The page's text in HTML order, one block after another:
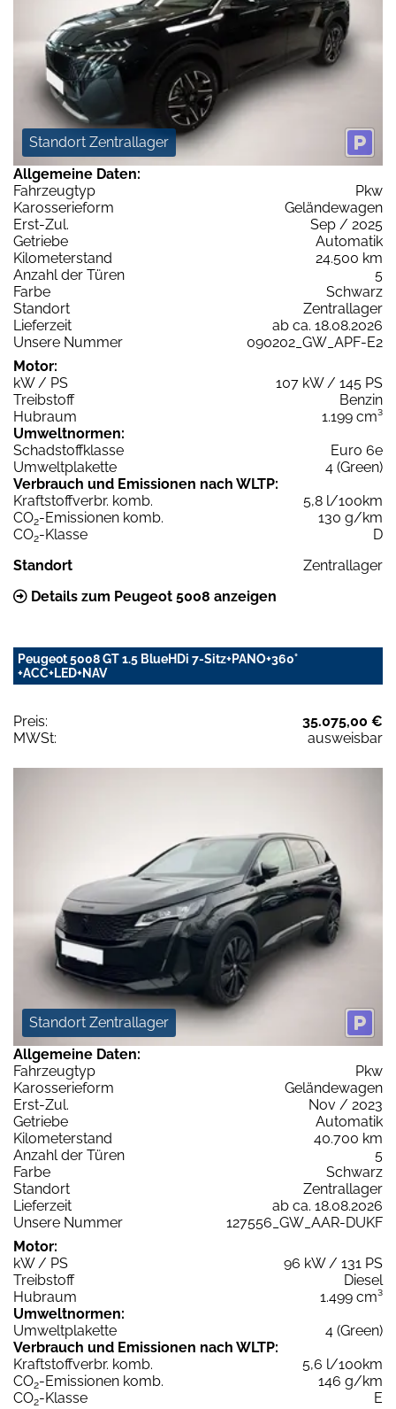
Standort Zentrallager
Allgemeine Daten:
Fahrzeugtyp
Pkw
Karosserieform
Geländewagen
Erst-Zul.
Sep / 2025
Getriebe
Automatik
Kilometerstand
24.500 km
Anzahl der Türen
5
Farbe
Schwarz
Standort
Zentrallager
Lieferzeit
ab ca. 18.08.2026
Unsere Nummer
090202_GW_APF-E2
Motor:
kW / PS
107 kW / 145 PS
Treibstoff
Benzin
Hubraum
1.199 cm³
Umweltnormen:
Schadstoffklasse
Euro 6e
Umweltplakette
4 (Green)
Verbrauch und Emissionen nach WLTP:
Kraftstoffverbr. komb.
5,8 l/100km
CO2-Emissionen komb.
130 g/km
CO2-Klasse
D
Standort
Zentrallager
Details zum Peugeot 5008 anzeigen
Peugeot 5008 GT 1.5 BlueHDi 7-Sitz+PANO+360°
+ACC+LED+NAV
Preis:
35.075,00 €
MWSt:
ausweisbar
Standort Zentrallager
Allgemeine Daten:
Fahrzeugtyp
Pkw
Karosserieform
Geländewagen
Erst-Zul.
Nov / 2023
Getriebe
Automatik
Kilometerstand
40.700 km
Anzahl der Türen
5
Farbe
Schwarz
Standort
Zentrallager
Lieferzeit
ab ca. 18.08.2026
Unsere Nummer
127556_GW_AAR-DUKF
Motor:
kW / PS
96 kW / 131 PS
Treibstoff
Diesel
Hubraum
1.499 cm³
Umweltnormen:
Umweltplakette
4 (Green)
Verbrauch und Emissionen nach WLTP:
Kraftstoffverbr. komb.
5,6 l/100km
CO2-Emissionen komb.
146 g/km
CO2-Klasse
E